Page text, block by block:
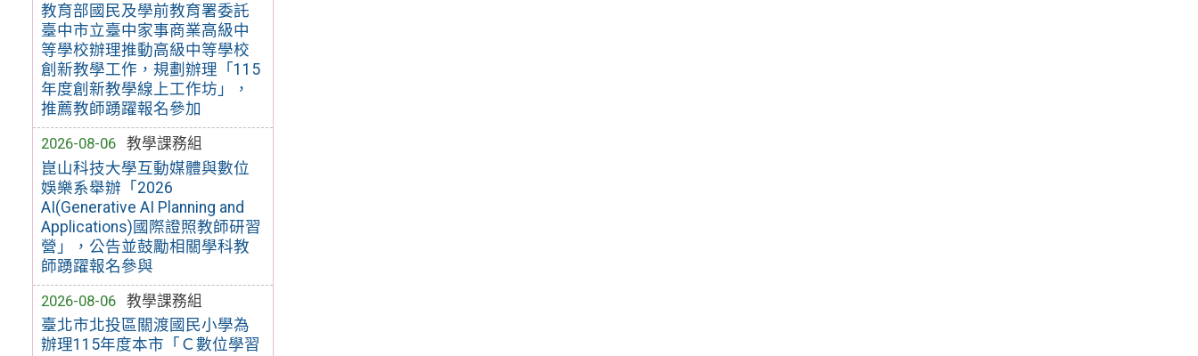
教育部國民及學前教育署委託
臺中市立臺中家事商業高級中
等學校辦理推動高級中等學校
創新教學工作，規劃辦理「115
年度創新教學線上工作坊」，
推薦教師踴躍報名參加
2026-08-06
教學課務組
崑山科技大學互動媒體與數位
娛樂系舉辦「2026
AI(Generative AI Planning and
Applications)國際證照教師研習
營」，公告並鼓勵相關學科教
師踴躍報名參與
2026-08-06
教學課務組
臺北市北投區關渡國民小學為
辦理115年度本市「Ｃ數位學習